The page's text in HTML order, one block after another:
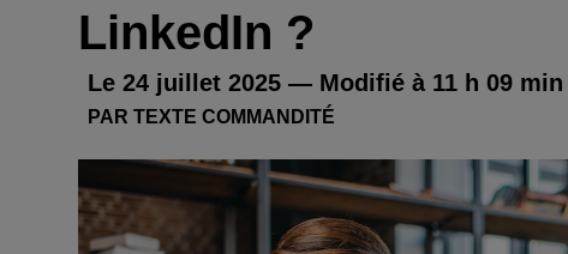
LinkedIn ?
Le 24 juillet 2025 — Modifié à 11 h 09 min
PAR TEXTE COMMANDITÉ